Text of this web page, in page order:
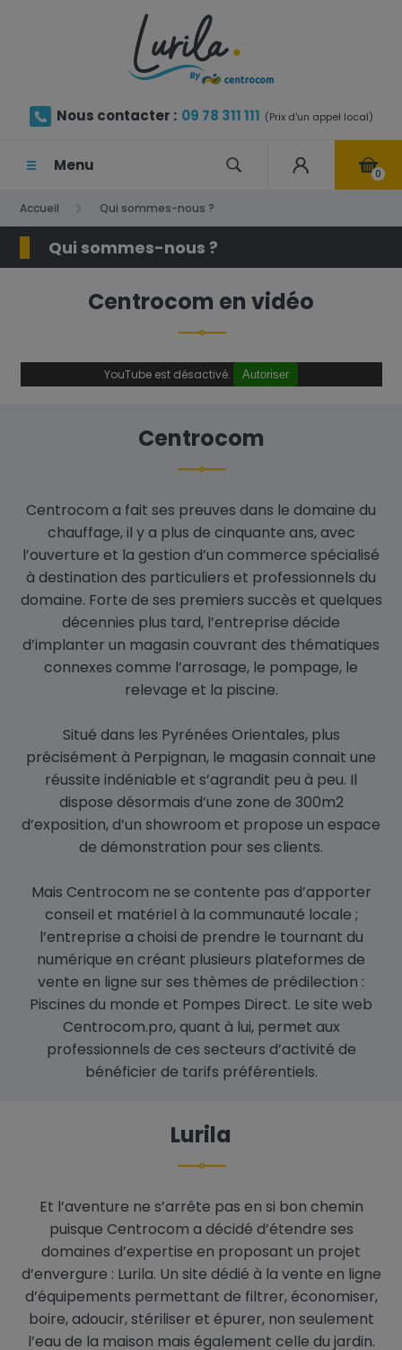
Nous contacter : 09 78 311 111 (Prix d'un appel local)
Menu 0
Accueil Qui sommes-nous ?
Qui sommes-nous ?
Centrocom en vidéo
YouTube est désactivé. Autoriser
Centrocom
Centrocom a fait ses preuves dans le domaine du
chauffage, il y a plus de cinquante ans, avec
l’ouverture et la gestion d’un commerce spécialisé
à destination des particuliers et professionnels du
domaine. Forte de ses premiers succès et quelques
décennies plus tard, l’entreprise décide
d’implanter un magasin couvrant des thématiques
connexes comme l’arrosage, le pompage, le
relevage et la piscine.
Situé dans les Pyrénées Orientales, plus
précisément à Perpignan, le magasin connait une
réussite indéniable et s’agrandit peu à peu. Il
dispose désormais d’une zone de 300m2
d’exposition, d’un showroom et propose un espace
de démonstration pour ses clients.
Mais Centrocom ne se contente pas d’apporter
conseil et matériel à la communauté locale ;
l’entreprise a choisi de prendre le tournant du
numérique en créant plusieurs plateformes de
vente en ligne sur ses thèmes de prédilection :
Piscines du monde et Pompes Direct. Le site web
Centrocom.pro, quant à lui, permet aux
professionnels de ces secteurs d’activité de
bénéficier de tarifs préférentiels.
Lurila
Et l’aventure ne s’arrête pas en si bon chemin
puisque Centrocom a décidé d’étendre ses
domaines d’expertise en proposant un projet
d’envergure : Lurila. Un site dédié à la vente en ligne
d’équipements permettant de filtrer, économiser,
boire, adoucir, stériliser et épurer, non seulement
l’eau de la maison mais également celle du jardin.